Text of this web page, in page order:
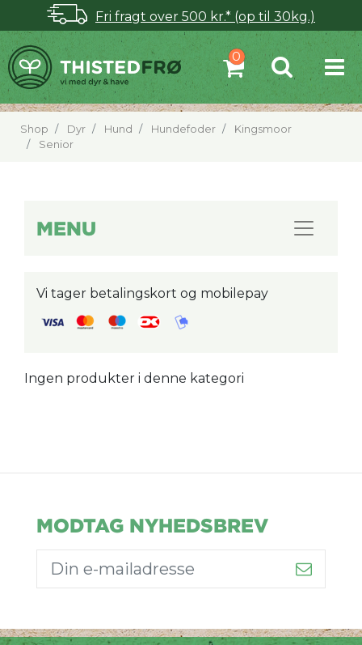
Fri fragt over 500 kr.* (op til 30kg.)
Shop Dyr Hund Hundefoder
Kingsmoor
Senior
MENU
Vi tager betalingskort og mobilepay
Ingen produkter i denne kategori
MODTAG NYHEDSBREV